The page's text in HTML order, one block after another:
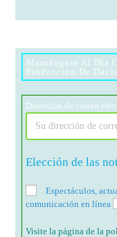
Manténgase Al Día
Producción De
Dirección de correo
Elección de las
Espectáculos,
comunicación en línea
Visite la página de la